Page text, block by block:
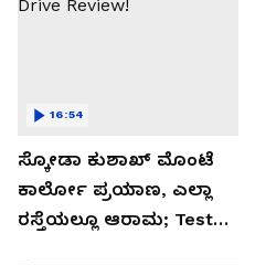
ಸ್ಕೋಡಾ ಕುಶಾಖ್ ಮೊಂಟೆ
ಕಾರ್ಲೋ ಪ್ರಯಾಣ, ಎಲ್ಲಾ
ರಸ್ತೆಯಲ್ಲೂ ಆರಾಮ; Test
16:54